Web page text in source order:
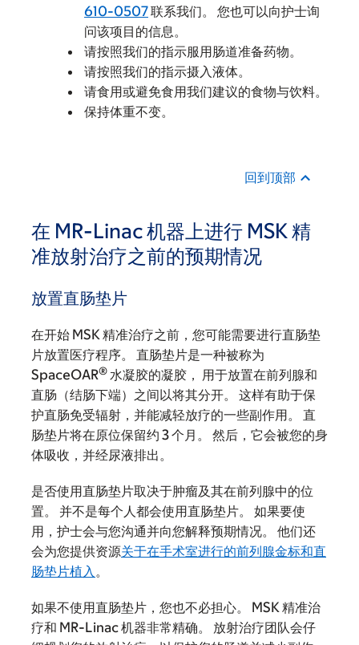
610-0507联系我们。 您也可以向护士询
问该项目的信息。
请按照我们的指示服用肠道准备药物。
请按照我们的指示摄入液体。
请食用或避免食用我们建议的食物与饮料。
保持体重不变。
回到顶部
在 MR-Linac 机器上进行 MSK 精
准放射治疗之前的预期情况
放置直肠垫片
在开始 MSK 精准治疗之前，您可能需要进行直肠垫
片放置医疗程序。 直肠垫片是一种被称为
SpaceOAR® 水凝胶的凝胶， 用于放置在前列腺和
直肠（结肠下端）之间以将其分开。 这样有助于保
护直肠免受辐射，并能减轻放疗的一些副作用。 直
肠垫片将在原位保留约 3 个月。 然后，它会被您的身
体吸收，并经尿液排出。
是否使用直肠垫片取决于肿瘤及其在前列腺中的位
置。 并不是每个人都会使用直肠垫片。 如果要使
用，护士会与您沟通并向您解释预期情况。 他们还
会为您提供资源关于在手术室进行的前列腺金标和直
肠垫片植入。
如果不使用直肠垫片，您也不必担心。 MSK 精准治
疗和 MR-Linac 机器非常精确。 放射治疗团队会仔